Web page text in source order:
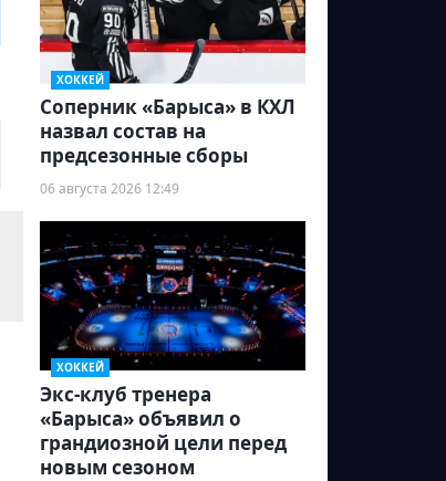
ХОККЕЙ
Соперник «Барыса» в КХЛ
назвал состав на
предсезонные сборы
06 августа 2026 12:49
ХОККЕЙ
Экс-клуб тренера
«Барыса» объявил о
грандиозной цели перед
новым сезоном